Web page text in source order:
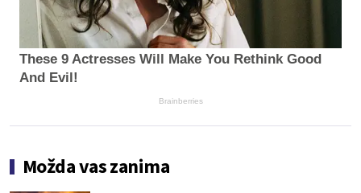
These 9 Actresses Will Make You Rethink Good
And Evil!
Brainberries
Možda vas zanima